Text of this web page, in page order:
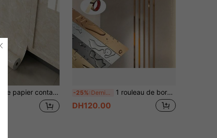
pour les plans de travail, les armoires, les salles de bains, les bureaux, les surfaces de meubles, les protecteurs de table, une décoration de surface élégante -25% Derniers 2 jours 1 rouleau de bordure murale dorée, moulure décorative plate en acier inoxydable, bordure de mur et de plafond métallique en titane, finition miroir pour la décoration du salon
DH120.00